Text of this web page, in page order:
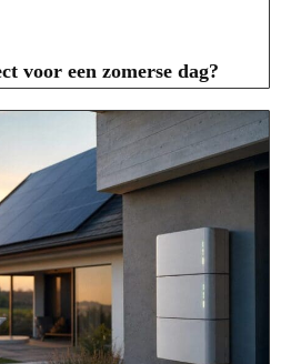
voor een zomerse dag?